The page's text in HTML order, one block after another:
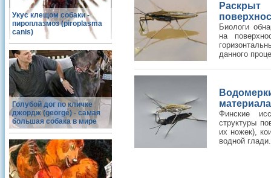
Укус клещом собаки -
пироплазмоз (piroplasma
canis)
Голубой дог по кличке
джордж (george) - самая
большая собака в мире
Биологи
на
данного
материала
Финские
структуры
их ножек),
водной